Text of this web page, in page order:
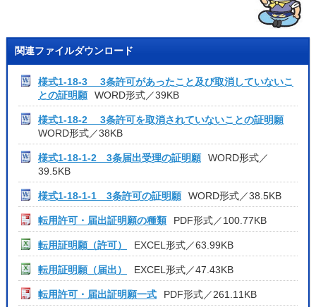
関連ファイルダウンロード
様式1-18-3 3条許可があったこと及び取消していないこ
との証明願
WORD形式／39KB
様式1-18-2 3条許可を取消されていないことの証明願
WORD形式／38KB
様式1-18-1-2 3条届出受理の証明願
WORD形式／
39.5KB
様式1-18-1-1 3条許可の証明願 WORD形式／38.5KB
転用許可・届出証明願の種類 PDF形式／100.77KB
転用証明願（許可） EXCEL形式／63.99KB
転用証明願（届出） EXCEL形式／47.43KB
転用許可・届出証明願一式 PDF形式／261.11KB